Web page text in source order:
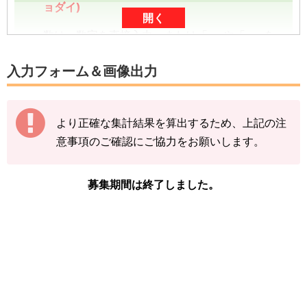
ョダイ)
数は、数字を直接入力、または「-」や「+」を
数字は、前回の入力内容に追加分を加算する形
【例】
途中結果が3匹→まずは「3」で送信
2」して「5」で送信
開く
入力フォーム＆画像出力
より正確な集計結果を算出するため、上記の注
意事項のご確認にご協力をお願いします。
募集期間は終了しました。